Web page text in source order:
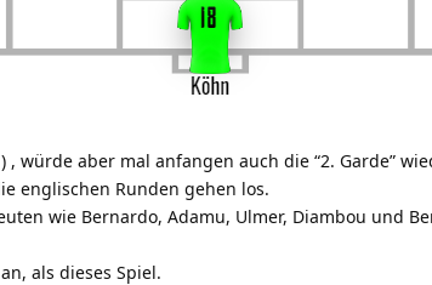
) , würde aber mal anfangen auch die “2. Garde”
englischen Runden gehen los.
wie Bernardo, Adamu, Ulmer, Diambou und
als dieses Spiel.